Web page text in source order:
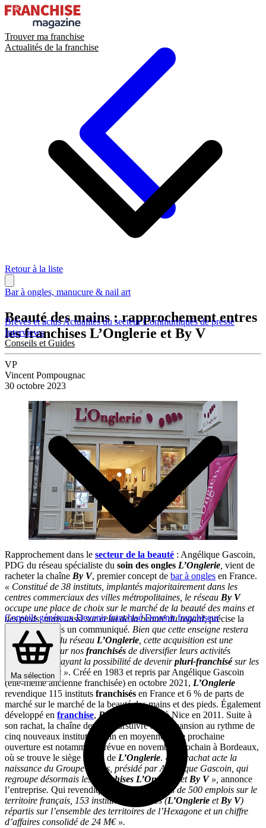
Trouver ma franchise
Actualités de la franchise
Brèves et actusActualités du secteurCommuniqués de presse
Interviews
Conseils et Guides
Conseils générauxDevenir franchiséDevenir franchiseur
Ma sélection
Retour à la liste
Bar à ongles, manucure & nail art
Beauté des mains : rapprochement entres
les franchises L’Onglerie et By V
VP
Vincent Pompougnac
30 octobre 2023
Rapprochement dans le secteur de la beauté : Angélique Gascoin,
PDG du réseau spécialiste du soin des ongles L’Onglerie, vient de
racheter la chaîne By V, premier concept de bar à ongles en France.
« Constitué de 38 instituts, implantés majoritairement dans les
centres commerciaux des villes métropolitaines, le réseau By V
occupe une place de choix sur le marché de la beauté des mains et
des pieds, mais aussi sur celui de la beauté du regard,précise la
repreneuse dans un communiqué. Bien que cette enseigne restera
indépendante du réseau L’Onglerie, cette acquisition est une
opportunité pour nos franchisés de diversifier leurs activités
notamment en ayant la possibilité de devenirpluri-franchisé sur les
deux enseignes ». Créé en 1983 et repris par Angélique Gascoin
(elle-même ancienne franchisée) en octobre 2021, L’Onglerie
revendique 115 instituts franchisés en France et 6 % de parts de
marché sur le marché de la beauté des mains et des pieds. Également
développé en franchise, By V
a vu le jour à Nice en 2011. Suite à
son rachat, la chaîne devait poursuivre son expansion au rythme de
cinq nouveaux instituts par an en moyenne. Une prochaine
ouverture est notamment prévue en novembre prochain à Bordeaux,
où se trouve le siège social de L’Onglerie. « Ce rachat acte la
naissance du Groupe Vénus, présidé par Angélique Gascoin, qui
regroupe désormais les
franchises L’Onglerie etBy V», annonce
l’entreprise. Qui revendique désormais
« près de 500 emplois sur le
territoire français, 153 instituts spécialisés (L’Onglerie etBy V)
répartis sur l’ensemble des territoires de l’Hexagone et un chiffre
d’affaires consolidé de 24 M€ ».